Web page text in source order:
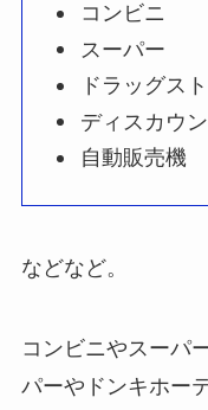
コンビニ
スーパー
ドラッグス
ディスカウ
自動販売機
などなど。
コンビニやスーパ
パーやドンキホー